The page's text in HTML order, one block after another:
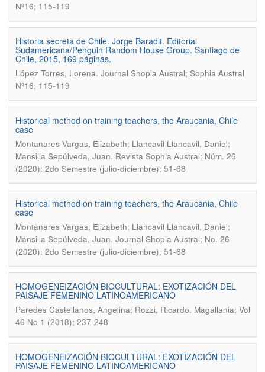
Nº16; 115-119
Historia secreta de Chile. Jorge Baradit. Editorial
Sudamericana/Penguin Random House Group. Santiago de
Chile, 2015, 169 páginas.
López Torres, Lorena. Journal Shopia Austral; Sophia Austral
Nº16; 115-119
Historical method on training teachers, the Araucania, Chile
case
Montanares Vargas, Elizabeth; Llancavil Llancavil, Daniel;
Mansilla Sepúlveda, Juan. Revista Sophia Austral; Núm. 26
(2020): 2do Semestre (julio-diciembre); 51-68
Historical method on training teachers, the Araucania, Chile
case
Montanares Vargas, Elizabeth; Llancavil Llancavil, Daniel;
Mansilla Sepúlveda, Juan. Journal Shopia Austral; No. 26
(2020): 2do Semestre (julio-diciembre); 51-68
HOMOGENEIZACIÓN BIOCULTURAL: EXOTIZACIÓN DEL
PAISAJE FEMENINO LATINOAMERICANO
Paredes Castellanos, Angelina; Rozzi, Ricardo. Magallania; Vol
46 No 1 (2018); 237-248
HOMOGENEIZACIÓN BIOCULTURAL: EXOTIZACIÓN DEL
PAISAJE FEMENINO LATINOAMERICANO